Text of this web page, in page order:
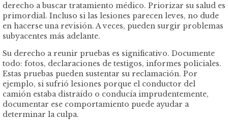
derecho a buscar tratamiento médico. Priorizar su salud es
primordial. Incluso si las lesiones parecen leves, no dude
en hacerse una revisión. A veces, pueden surgir problemas
subyacentes más adelante.
Su derecho a reunir pruebas es significativo. Documente
todo: fotos, declaraciones de testigos, informes policiales.
Estas pruebas pueden sustentar su reclamación. Por
ejemplo, si sufrió lesiones porque el conductor del
camión estaba distraído o conducía imprudentemente,
documentar ese comportamiento puede ayudar a
determinar la culpa.